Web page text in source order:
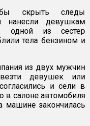
скрыть следы
нанесли девушкам
одной из сестер
тела бензином и
из двух мужчин
девушек или
и сели в
в салоне автомобиля
машине закончилась